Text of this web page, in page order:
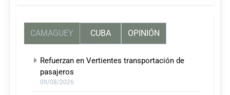
CAMAGUEY CUBA OPINIÓN
Refuerzan en Vertientes transportación de
pasajeros
09/08/2026